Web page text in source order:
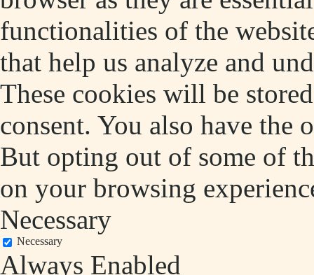
functionalities of the
that help us analyze and
These cookies will be
consent. You also have the
But opting out of some of
on your browsing
Necessary
Necessary
Always Enabled